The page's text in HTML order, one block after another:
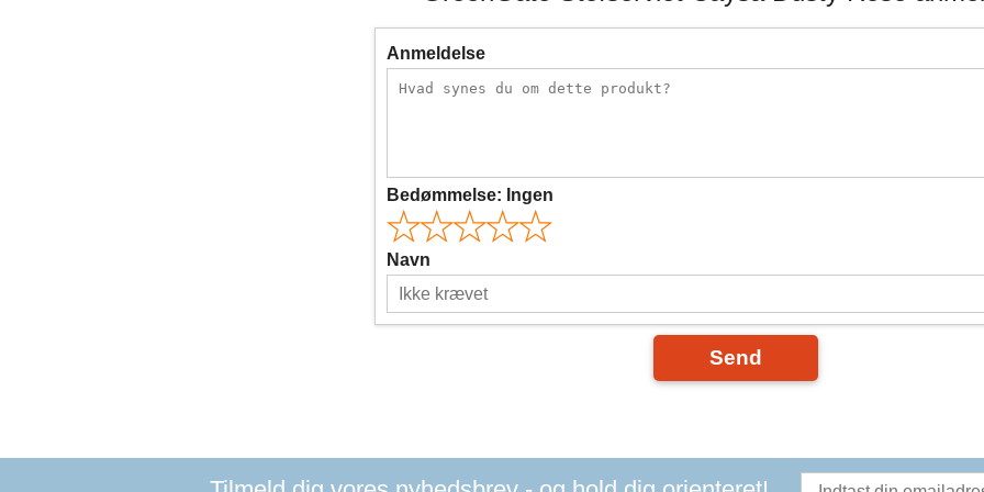
Anmeldelse
Bedømmelse: Ingen
Navn
Send